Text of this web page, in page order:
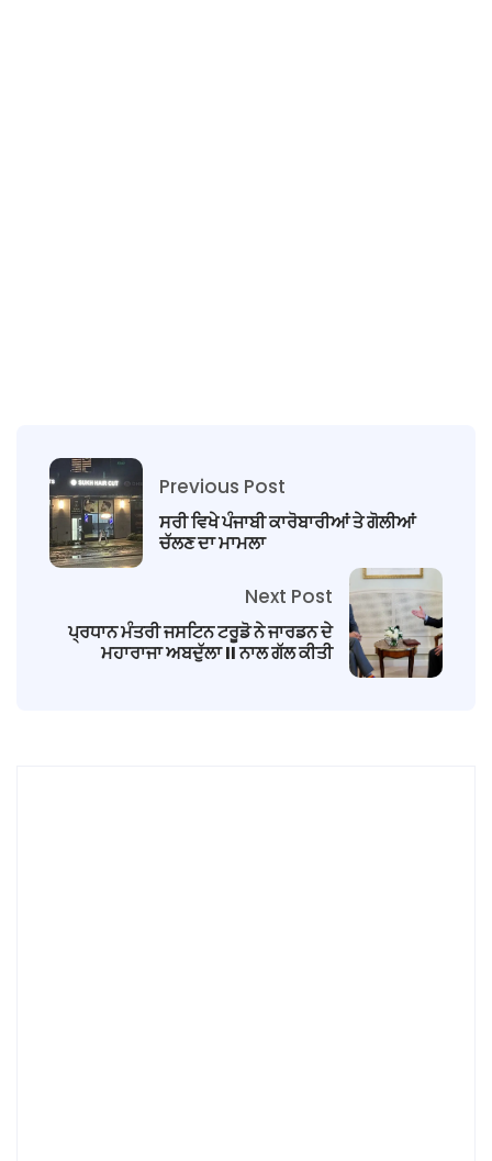
Previous Post
ਸਰੀ ਵਿਖੇ ਪੰਜਾਬੀ ਕਾਰੋਬਾਰੀਆਂ ਤੇ ਗੋਲੀਆਂ
ਚੱਲਣ ਦਾ ਮਾਮਲਾ
Next Post
ਪ੍ਰਧਾਨ ਮੰਤਰੀ ਜਸਟਿਨ ਟਰੂਡੋ ਨੇ ਜਾਰਡਨ ਦੇ
ਮਹਾਰਾਜਾ ਅਬਦੁੱਲਾ II ਨਾਲ ਗੱਲ ਕੀਤੀ